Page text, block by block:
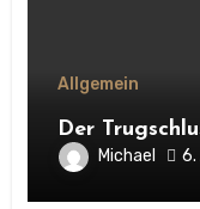
Allgemein
Der
Michael 6.